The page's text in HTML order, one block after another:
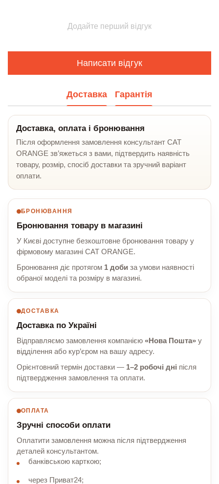
Додайте перший відгук
Написати відгук
Доставка Гарантія
Доставка, оплата і бронювання
Після оформлення замовлення консультант CAT
ORANGE зв’яжеться з вами, підтвердить наявність
товару, розмір, спосіб доставки та зручний варіант
оплати.
БРОНЮВАННЯ
Бронювання товару в магазині
У Києві доступне безкоштовне бронювання товару у
фірмовому магазині CAT ORANGE.
Бронювання діє протягом 1 доби за умови наявності
обраної моделі та розміру в магазині.
ДОСТАВКА
Доставка по Україні
Відправляємо замовлення компанією «Нова Пошта» у
відділення або кур’єром на вашу адресу.
Орієнтовний термін доставки — 1–2 робочі дні після
підтвердження замовлення та оплати.
ОПЛАТА
Зручні способи оплати
Оплатити замовлення можна після підтвердження
деталей консультантом.
банківською карткою;
через Приват24;